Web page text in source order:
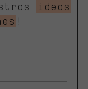
ideas
!